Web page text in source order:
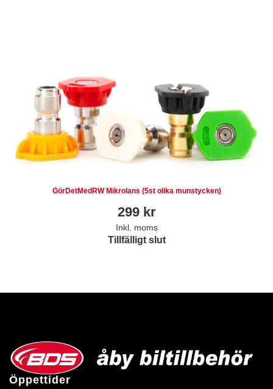
GörDetMedRW Mikrolans (5st olika munstycken)
299kr
Inkl. moms
Tillfälligt slut
Öppettider